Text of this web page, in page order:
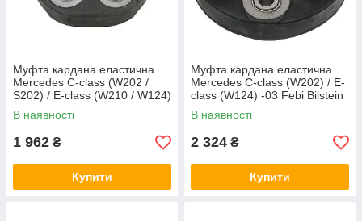
Муфта кардана еластична
Mercedes C-class (W202 /
S202) / E-class (W210 / W124)
(41x129x24) Febi Bilstein
03933
В наявності
1 962 ₴
Купити
Муфта кардана еластична
Mercedes C-class (W202) / E-
class (W124) -03 Febi Bilstein
09307
В наявності
2 324 ₴
Купити